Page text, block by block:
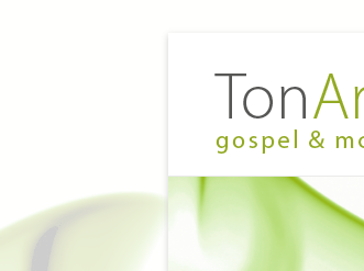
TonArt
gospel
&
more
Mein Chor
Hannover-
Linden